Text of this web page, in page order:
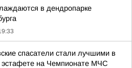
в дендропарке
спасатели стали лучшими в
эстафете на Чемпионате МЧС